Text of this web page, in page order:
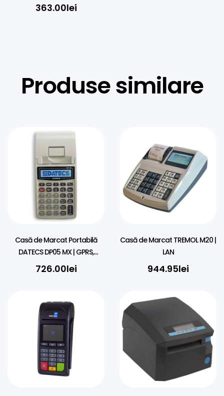
363.00lei
Produse similare
Casă de Marcat Portabilă
DATECS DP05 MX | GPRS,
Acumulator
726.00lei
Casă de Marcat TREMOL M20 |
LAN
944.95lei